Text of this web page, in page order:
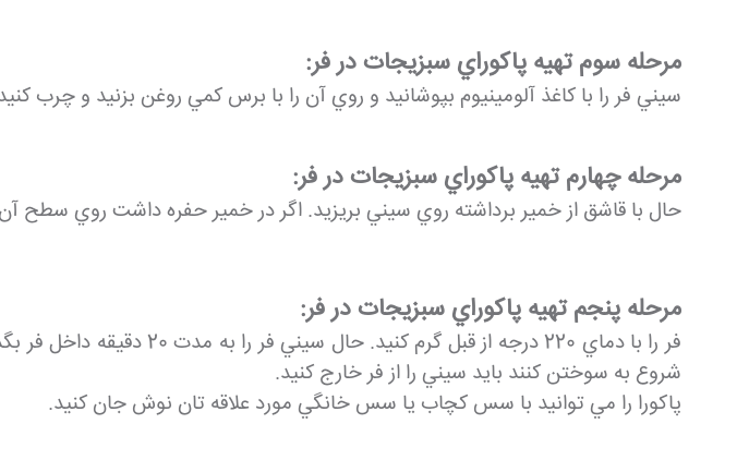
مرحله سوم تهيه پاكوراي سبزيجات در فر:
سيني فر را با كاغذ آلومينيوم بپوشانيد و روي آن را با برس كمي روغن بزنيد و چرب
مرحله چهارم تهيه پاكوراي سبزيجات در فر:
حال با قاشق از خمير برداشته روي سيني بريزيد. اگر در خمير حفره داشت روي سطح
مرحله پنجم تهيه پاكوراي سبزيجات در فر:
فر را با دماي 220 درجه از
شروع به سوختن كنند بايد سيني را از فر خارج كنيد.
پاكورا را مي توانيد با سس كچاب يا سس خانگي مورد علاقه تان نوش جان كنيد.